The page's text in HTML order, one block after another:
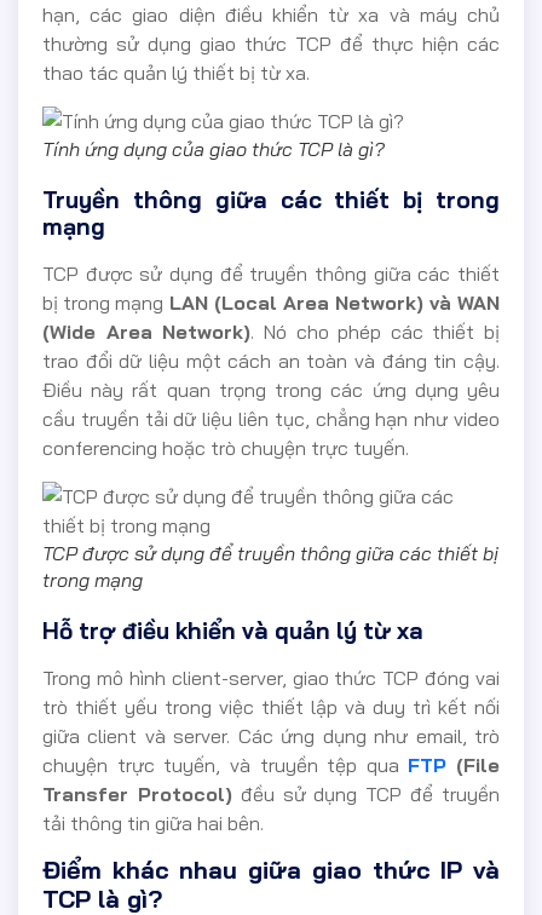
hạn, các giao diện điều khiển từ xa và máy chủ
thường sử dụng giao thức TCP để thực hiện các
thao tác quản lý thiết bị từ xa.
Tính ứng dụng của giao thức TCP là gì?
Truyền thông giữa các thiết bị trong
mạng
TCP được sử dụng để truyền thông giữa các thiết
bị trong mạng LAN (Local Area Network) và WAN
(Wide Area Network). Nó cho phép các thiết bị
trao đổi dữ liệu một cách an toàn và đáng tin cậy.
Điều này rất quan trọng trong các ứng dụng yêu
cầu truyền tải dữ liệu liên tục, chẳng hạn như video
conferencing hoặc trò chuyện trực tuyến.
TCP được sử dụng để truyền thông giữa các thiết bị
trong mạng
Hỗ trợ điều khiển và quản lý từ xa
Trong mô hình client-server, giao thức TCP đóng vai
trò thiết yếu trong việc thiết lập và duy trì kết nối
giữa client và server. Các ứng dụng như email, trò
chuyện trực tuyến, và truyền tệp qua FTP (File
Transfer Protocol) đều sử dụng TCP để truyền
tải thông tin giữa hai bên.
Điểm khác nhau giữa giao thức IP và
TCP là gì?